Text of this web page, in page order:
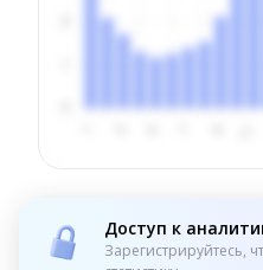
Доступ к
Зарегистрируйтесь,